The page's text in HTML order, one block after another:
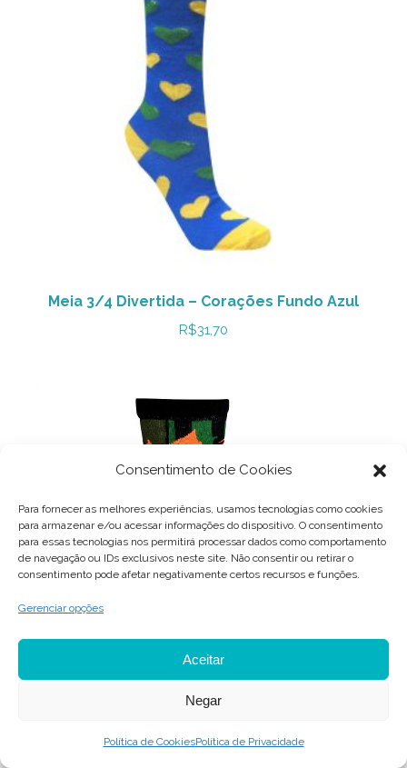
Consentimento de Cookies
Para fornecer as melhores experiências, usamos tecnologias como cookies
para armazenar e/ou acessar informações do dispositivo. O consentimento
para essas tecnologias nos permitirá processar dados como comportamento
de navegação ou IDs exclusivos neste site. Não consentir ou retirar o
consentimento pode afetar negativamente certos recursos e funções.
Gerenciar opções
Aceitar
Negar
Política de CookiesPolítica de Privacidade
Meia 3/4 Divertida – Corações Fundo Azul
R$31,70